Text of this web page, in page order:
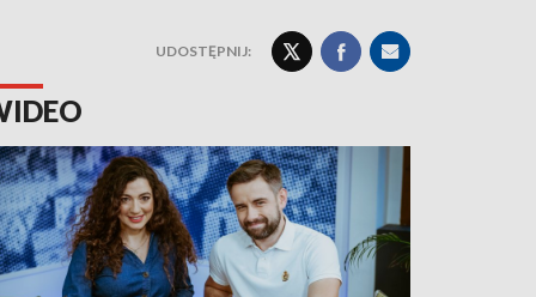
UDOSTĘPNIJ: